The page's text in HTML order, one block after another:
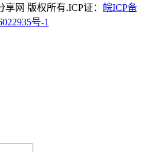
享网 版权所有.ICP证： 皖ICP备
号-1